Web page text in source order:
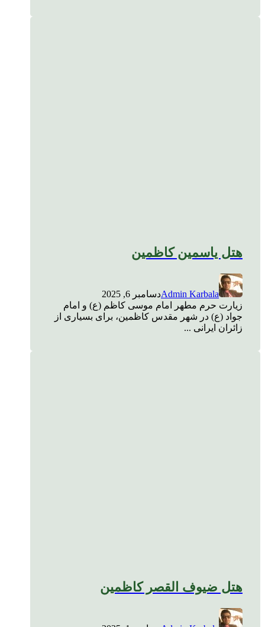
هتل یاسمین کاظمین
Admin Karbalaدسامبر 6, 2025
زیارت حرم مطهر امام موسی کاظم (ع) و امام
جواد (ع) در شهر مقدس کاظمین، برای بسیاری از
زائران ایرانی ...
هتل ضیوف القصر کاظمین